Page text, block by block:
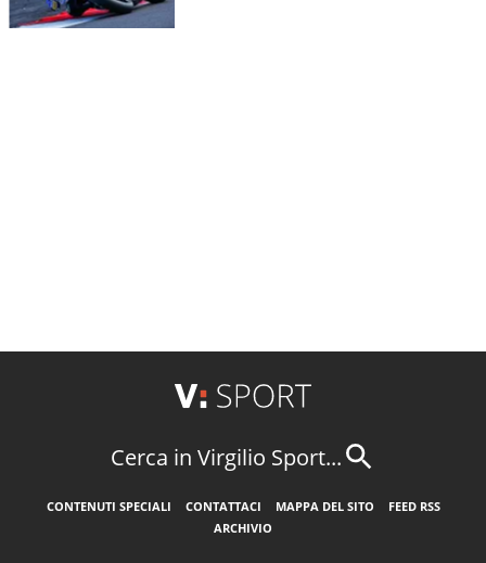
Cerca in Virgilio Sport...
CONTENUTI SPECIALI CONTATTACI MAPPA DEL SITO
FEED RSS
ARCHIVIO